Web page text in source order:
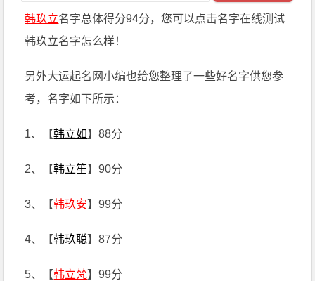
韩玖立名字总体得分94分，您可以点击名字在线测试
韩玖立名字怎么样！
另外大运起名网小编也给您整理了一些好名字供您参
考，名字如下所示：
1、【韩立如】88分
2、【韩立笙】90分
3、【韩玖安】99分
4、【韩玖聪】87分
5、【韩立梵】99分